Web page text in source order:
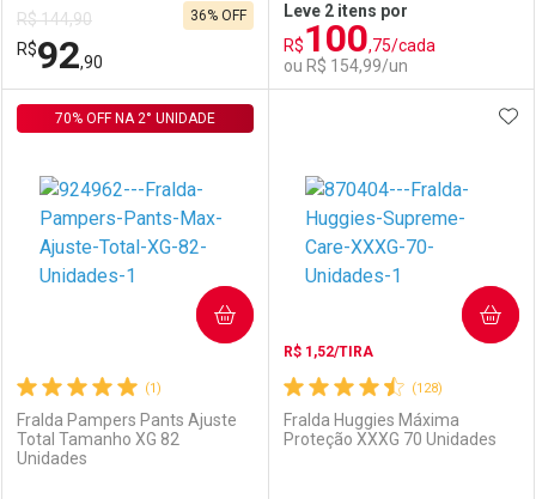
Comprar sem Desconto
Por R$ 104,90/cada
Comprar sem Desconto
Por R$ 104,90/cada
Comprar sem Desconto
Por R$ 92,90/cada
Comprar sem Desconto
Por R$ 92,90/cada
R$ 144,90
R$92,90
36% OFF
Laboratório
Por Menos
Leve 2 itens por
R$100,75/cada
ou R$ 154,99/un
Laboratório
Por Menos
(1)
Fralda Pampers Pants Ajuste
Total Tamanho XG 82
Unidades
70% OFF NA 2° UNIDADE
COMPRAR
(128)
R$ 1,52/TIRA
Fralda Huggies Máxima
Proteção XXXG 70 Unidades
COMPRAR